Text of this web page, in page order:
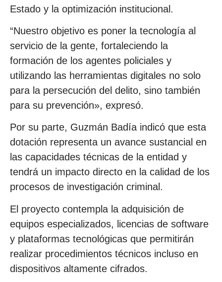
Estado y la optimización institucional.
“Nuestro objetivo es poner la tecnología al
servicio de la gente, fortaleciendo la
formación de los agentes policiales y
utilizando las herramientas digitales no solo
para la persecución del delito, sino también
para su prevención», expresó.
Por su parte, Guzmán Badía indicó que esta
dotación representa un avance sustancial en
las capacidades técnicas de la entidad y
tendrá un impacto directo en la calidad de los
procesos de investigación criminal.
El proyecto contempla la adquisición de
equipos especializados, licencias de software
y plataformas tecnológicas que permitirán
realizar procedimientos técnicos incluso en
dispositivos altamente cifrados.